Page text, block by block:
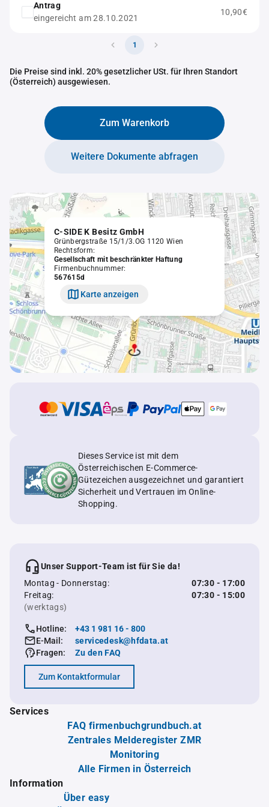
Antrag
eingereicht am 28.10.2021
10,90€
1
Die Preise sind inkl. 20% gesetzlicher USt. für Ihren Standort
(Österreich) ausgewiesen.
Zum Warenkorb
Weitere Dokumente abfragen
C-SIDE K Besitz GmbH
Grünbergstraße 15/1/3.OG 1120 Wien
Rechtsform:
Gesellschaft mit beschränkter Haftung
Firmenbuchnummer:
567615d
Karte anzeigen
Dieses Service ist mit dem
Österreichischen E-Commerce-
Gütezeichen ausgezeichnet und garantiert
Sicherheit und Vertrauen im Online-
Shopping.
Unser Support-Team ist für Sie da!
Montag - Donnerstag:
07:30 - 17:00
Freitag:
07:30 - 15:00
(werktags)
Hotline:
+43 1 981 16 - 800
E-Mail:
servicedesk@hfdata.at
Fragen:
Zu den FAQ
Zum Kontaktformular
Services
FAQ firmenbuchgrundbuch.at
Zentrales Melderegister ZMR
Monitoring
Alle Firmen in Österreich
Information
Über easy